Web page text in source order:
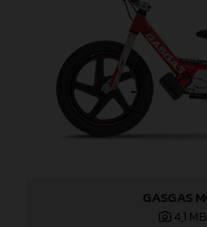
GASGAS
4,1 MB